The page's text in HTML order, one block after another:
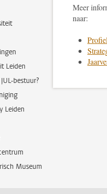
Leiden
bestuur?
Leiden
Museum
Meer
naar: